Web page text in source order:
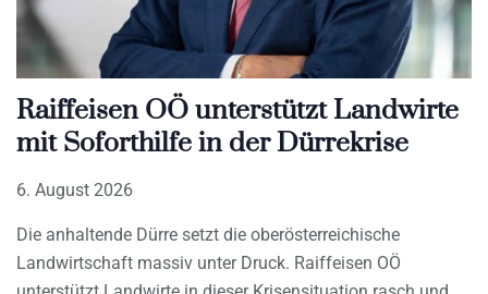
Raiffeisen OÖ unterstützt Landwirte
mit Soforthilfe in der Dürrekrise
6. August 2026
Die anhaltende Dürre setzt die oberösterreichische
Landwirtschaft massiv unter Druck. Raiffeisen OÖ